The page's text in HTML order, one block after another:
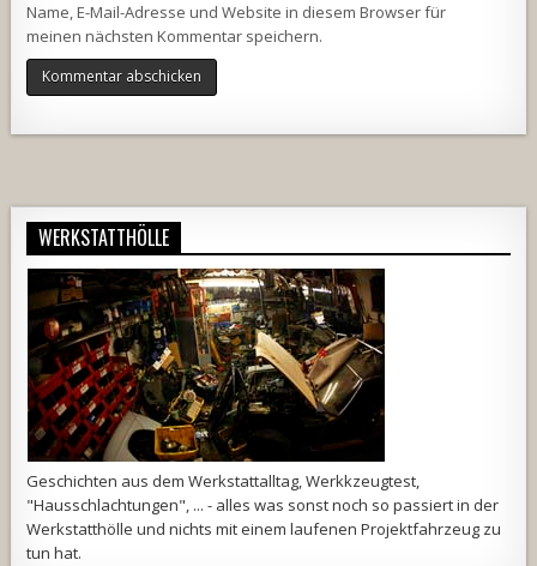
Name, E-Mail-Adresse und Website in diesem Browser für
meinen nächsten Kommentar speichern.
WERKSTATTHÖLLE
Geschichten aus dem Werkstattalltag, Werkkzeugtest,
"Hausschlachtungen", ... - alles was sonst noch so passiert in der
Werkstatthölle und nichts mit einem laufenen Projektfahrzeug zu
tun hat.